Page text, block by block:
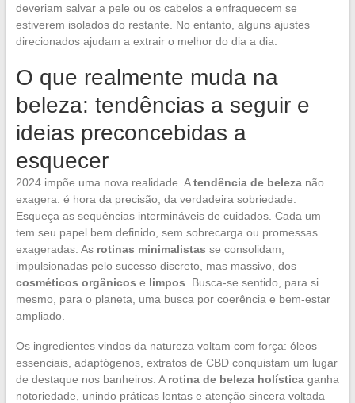
deveriam salvar a pele ou os cabelos a enfraquecem se
estiverem isolados do restante. No entanto, alguns ajustes
direcionados ajudam a extrair o melhor do dia a dia.
O que realmente muda na
beleza: tendências a seguir e
ideias preconcebidas a
esquecer
2024 impõe uma nova realidade. Atendência de belezanão
exagera: é hora da precisão, da verdadeira sobriedade.
Esqueça as sequências intermináveis de cuidados. Cada um
tem seu papel bem definido, sem sobrecarga ou promessas
exageradas. As rotinas minimalistas se consolidam,
impulsionadas pelo sucesso discreto, mas massivo, dos
cosméticos orgânicos e limpos . Busca-se sentido, para si
mesmo, para o planeta, uma busca por coerência e bem-estar
ampliado.
Os ingredientes vindos da natureza voltam com força: óleos
essenciais, adaptógenos, extratos de CBD conquistam um lugar
de destaque nos banheiros. A rotina de beleza holísticaganha
notoriedade, unindo práticas lentas e atenção sincera voltada